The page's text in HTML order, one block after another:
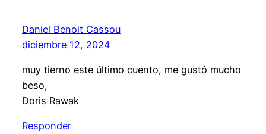
Daniel Benoit Cassou
diciembre 12, 2024
muy tierno este último cuento, me gustó mucho
beso,
Doris Rawak
Responder